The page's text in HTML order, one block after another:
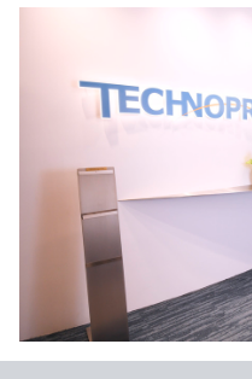
イベント・セミナー
個人向けプラン
法人向けプラン
学校向けプラン